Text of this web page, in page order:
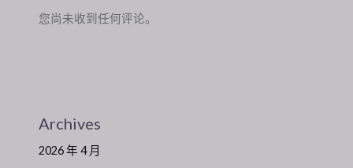
您尚未收到任何评论。
Archives
2026 年 4 月